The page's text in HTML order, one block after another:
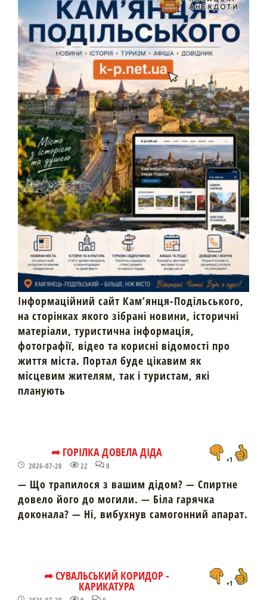
Інформаційний сайт Кам’янця-Подільського,
на сторінках якого зібрані новини, історичні
матеріали, туристична інформація,
фотографії, відео та корисні відомості про
життя міста. Портал буде цікавим як
місцевим жителям, так і туристам, які
планують
➦ ГОРІЛКА ДОВЕЛА ДІДА
2026-07-28 22 0
+1
— Що трапилося з вашим дідом? — Спиртне
довело його до могили. — Біла гарячка
доконала? — Ні, вибухнув самогонний апарат.
➦ СУВАЛЬСЬКИЙ КОРИДОР -
КАРИКАТУРА +1